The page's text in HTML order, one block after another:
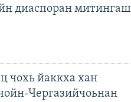
диаспоран митингаш
чохь йаккха хан
Чергазийчоьнан